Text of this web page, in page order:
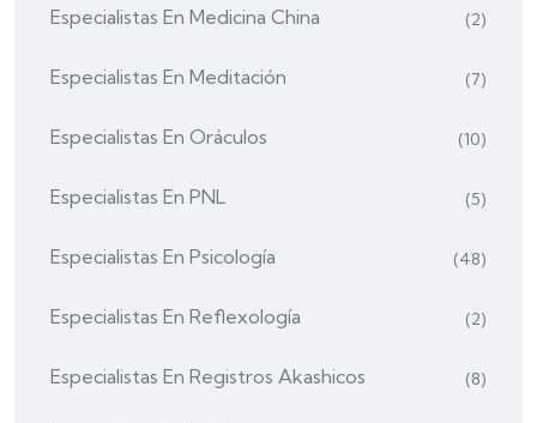
Especialistas En Medicina China (2)
Especialistas En Meditación (7)
Especialistas En Oráculos (10)
Especialistas En PNL (5)
Especialistas En Psicología (48)
Especialistas En Reflexología (2)
Especialistas En Registros Akashicos (8)